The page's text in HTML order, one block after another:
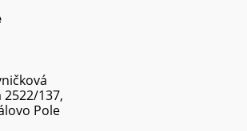
137,
Pole